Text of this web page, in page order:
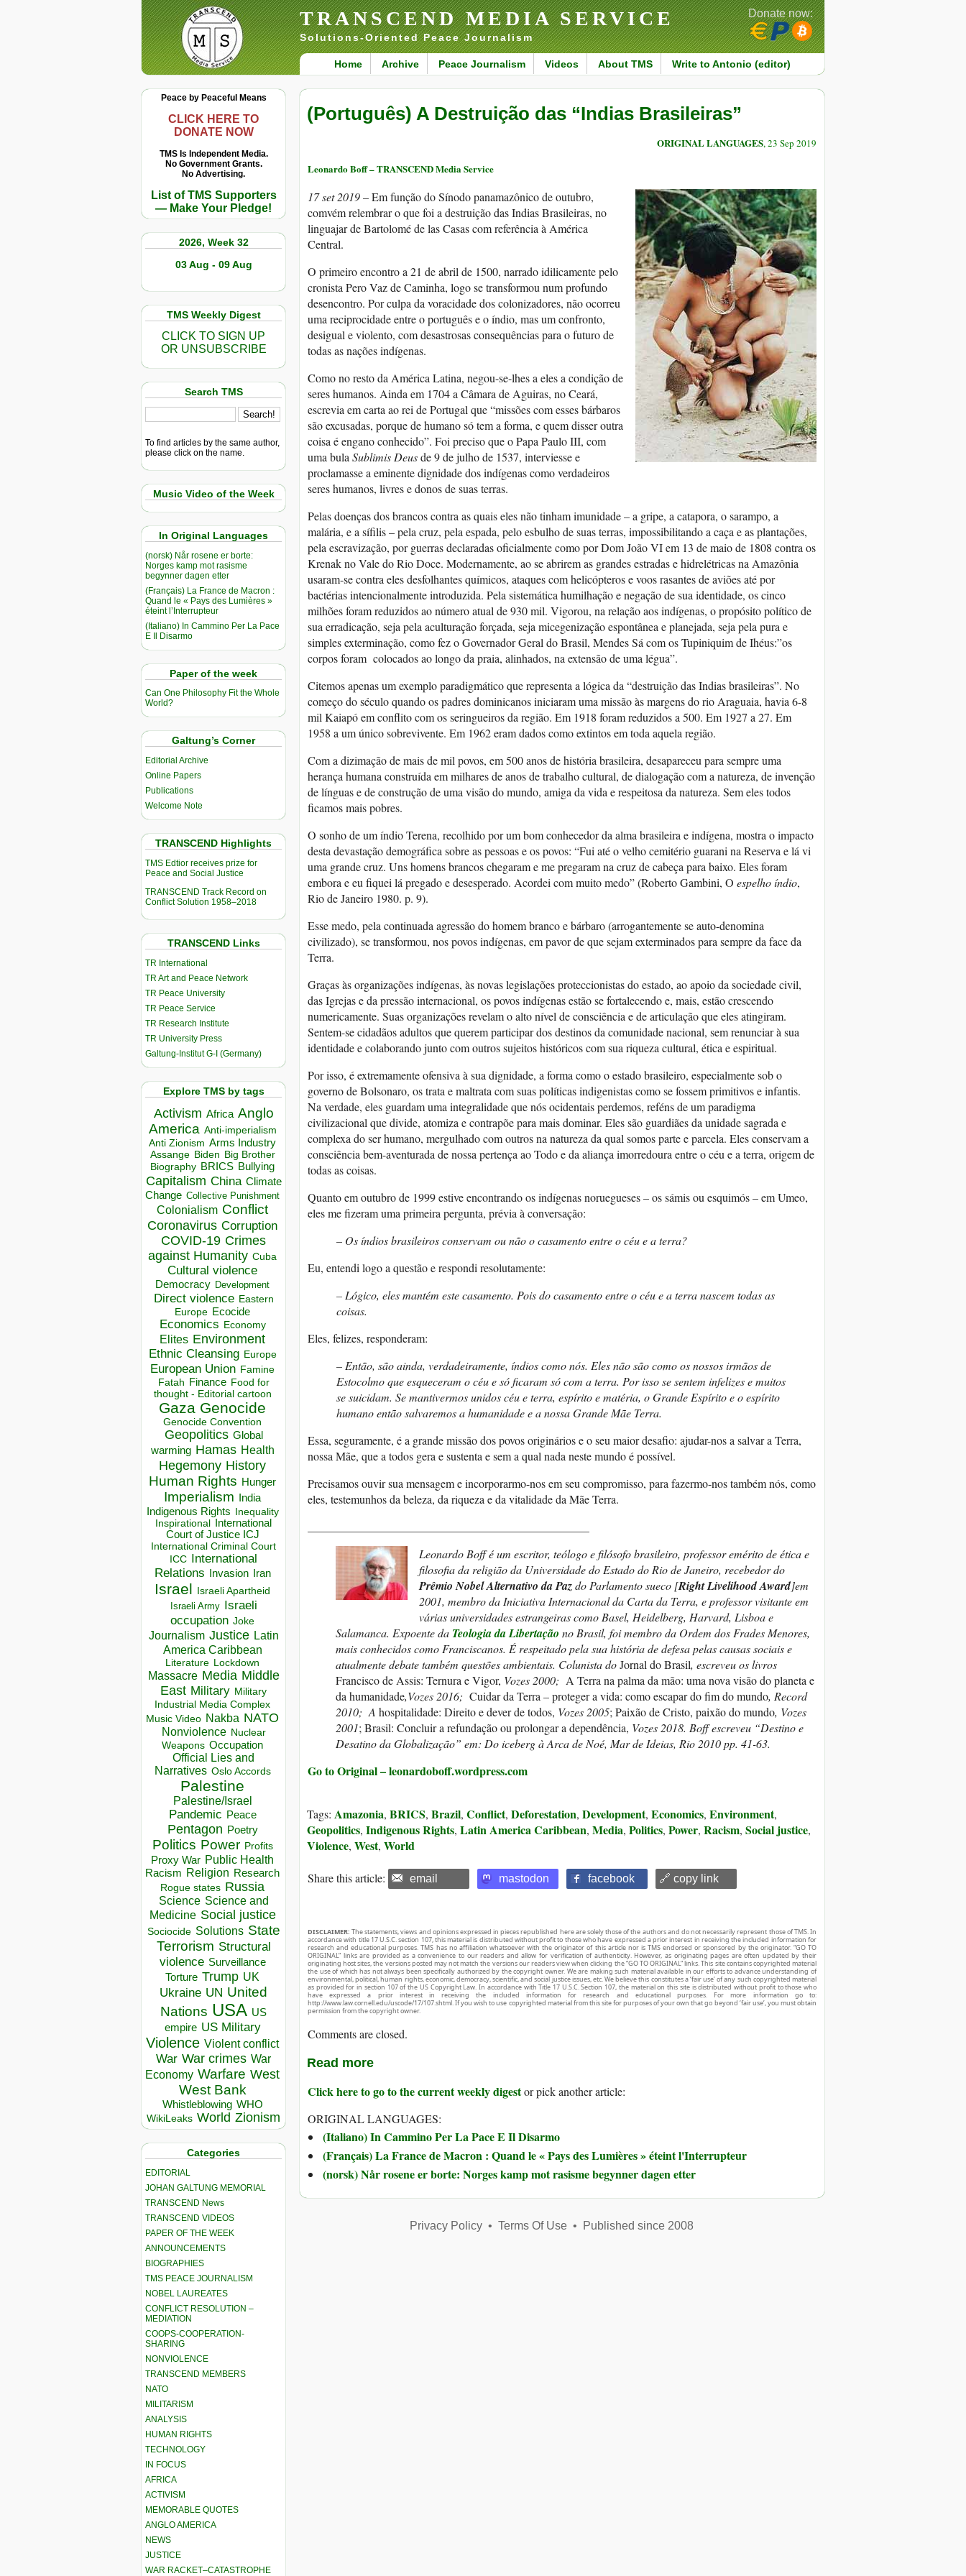
TRANSCEND MEDIA SERVICE
Solutions-Oriented Peace Journalism
Home Archive Peace Journalism Videos About TMS Write to Antonio (editor)
Donate now:
Peace by Peaceful Means
CLICK HERE TO
DONATE NOW
TMS Is Independent Media.
No Government Grants.
No Advertising.
List of TMS Supporters
— Make Your Pledge!
2026, Week 32
03 Aug - 09 Aug
TMS Weekly Digest
CLICK TO SIGN UP
OR UNSUBSCRIBE
Search TMS
To find articles by the same author,
please click on the name.
Music Video of the Week
In Original Languages
(norsk) Når rosene er borte:
Norges kamp mot rasisme
begynner dagen etter
(Français) La France de Macron :
Quand le « Pays des Lumières »
éteint l’Interrupteur
(Italiano) In Cammino Per La Pace
E Il Disarmo
Paper of the week
Can One Philosophy Fit the Whole
World?
Galtung’s Corner
Editorial Archive
Online Papers
Publications
Welcome Note
TRANSCEND Highlights
TMS Edtior receives prize for
Peace and Social Justice
TRANSCEND Track Record on
Conflict Solution 1958–2018
TRANSCEND Links
TR International
TR Art and Peace Network
TR Peace University
TR Peace Service
TR Research Institute
TR University Press
Galtung-Institut G-I (Germany)
Explore TMS by tags
Activism Africa Anglo
America Anti-imperialism
Anti Zionism Arms Industry
Assange Biden Big Brother
Biography BRICS Bullying
Capitalism China Climate
Change Collective Punishment
Colonialism Conflict
Coronavirus Corruption
COVID-19 Crimes
against Humanity Cuba
Cultural violence
Democracy Development
Direct violence Eastern
Europe Ecocide
Economics Economy
Elites Environment
Ethnic Cleansing Europe
European Union Famine
Fatah Finance Food for
thought - Editorial cartoon
Gaza Genocide
Genocide Convention
Geopolitics Global
warming Hamas Health
Hegemony History
Human Rights Hunger
Imperialism India
Indigenous Rights Inequality
Inspirational
International
Court of Justice ICJ
International Criminal Court
ICC
International
Relations
Invasion Iran
Israel Israeli Apartheid
Israeli Army Israeli
occupation Joke
Journalism Justice Latin
America Caribbean
Literature Lockdown
Massacre Media Middle
East Military Military
Industrial Media Complex
Music Video Nakba NATO
Nonviolence Nuclear
Weapons Occupation
Official Lies and
Narratives Oslo Accords
Palestine
Palestine/Israel
Pandemic Peace
Pentagon Poetry
Politics Power Profits
Proxy War Public Health
Racism Religion Research
Rogue states Russia
Science Science and
Medicine Social justice
Sociocide Solutions State
Terrorism Structural
violence Surveillance
Torture Trump UK
Ukraine UN United
Nations USA US
empire US Military
Violence Violent conflict
War War crimes War
Economy Warfare West
West Bank
Whistleblowing WHO
WikiLeaks World Zionism
Categories
EDITORIAL
JOHAN GALTUNG MEMORIAL
TRANSCEND News
TRANSCEND VIDEOS
PAPER OF THE WEEK
ANNOUNCEMENTS
BIOGRAPHIES
TMS PEACE JOURNALISM
NOBEL LAUREATES
CONFLICT RESOLUTION –
MEDIATION
COOPS-COOPERATION-
SHARING
NONVIOLENCE
TRANSCEND MEMBERS
NATO
MILITARISM
ANALYSIS
HUMAN RIGHTS
TECHNOLOGY
IN FOCUS
AFRICA
ACTIVISM
MEMORABLE QUOTES
ANGLO AMERICA
NEWS
JUSTICE
WAR RACKET–CATASTROPHE
(Português) A Destruição das “Indias Brasileiras”
ORIGINAL LANGUAGES, 23 Sep 2019
Leonardo Boff – TRANSCEND Media Service
17 set 2019 –Em função do Sínodo panamazônico de outubro,
comvém relembrar o que foi a destruição das Indias Brasileiras, no
linguajar de Bartolomé de las Casas com referência à América
Central.
O primeiro encontro a 21 de abril de 1500, narrado idilicamente pelo
cronista Pero Vaz de Caminha, logo se transformou num profundo
desencontro. Por culpa da voracidade dos colonizadores, não ocorreu
uma reciprocidade entre o português e o índio, mas um confronto,
desigual e violento, com desastrosas consequências para o futuro de
todas as nações indígenas.
Como no resto da América Latina, negou-se-lhes a eles a condição de
seres humanos. Ainda em 1704 a Câmara de Aguiras, no Ceará,
escrevia em carta ao rei de Portugal que “missões com esses bárbaros
são excusadas, porque de humano só tem a forma, e quem disser outra
coisa é engano conhecido”. Foi preciso que o Papa Paulo III, com
uma bulaSublimis Deusde 9 de julho de 1537, interviesse e
proclamasse a eminente dignidade dos indígenas como verdadeiros
seres humanos, livres e donos de suas terras.
Pelas doenças dos brancos contra as quais eles não tinham imunidade – a gripe, a catapora, o sarampo, a
malária, e a sífilis – pela cruz, pela espada, pelo esbulho de suas terras, impossibilitando a caça e as plantações,
pela escravização, por guerras declaradas oficialmente como por Dom João VI em 13 de maio de 1808 contra os
Krenak no Vale do Rio Doce. Modernamente, ao se abrirem as grandes estradas e hidrelétricas na Amazônia
usaram-se contra eles desfolhantes químicos, ataques com helicópteros e voos rasantes de aviões até por
bactérias intencionalmente introduzida. Pela sistemática humilhação e negação de sua identidade, os cinco
milhões foram reduzidos ao número atual de 930 mil. Vigorou, na relação aos indígenas, o propósito político de
sua erradicação, seja pela aculturação forçada, seja micegenização espontânea e planejada, seja pela pura e
simples exterminação, como fez o Governador Geral do Brasil, Mendes Sá com os Tupiniquim de Ihéus:”os
corpos foram colocados ao longo da praia, alinhados, na extensão de uma légua”.
Citemos apenas um exemplo paradigmático que representa a lógica da “destruição das Indias brasileiras”. No
começo do século quando os padres dominicanos iniciaram uma missão às margens do rio Araguaia, havia 6-8
mil Kaiapó em conflito com os seringueiros da região. Em 1918 foram reduzidos a 500. Em 1927 a 27. Em
1958 a um único sobrevivente. Em 1962 eram dados como extintos em toda aquela região.
Com a dizimação de mais de mil povos, em 500 anos de história brasileira, desapareceu para sempre uma
herança humana construída em milhares de anos de trabalho cultural, de dialogação com a natureza, de invenção
de línguas e de construção de uma visão do mundo, amiga da vida e respeitosa da natureza. Sem eles todos
ficamos mais pobres.
O sonho de um índio Terena, recolhido por um bom conhecedor da alma brasileira e indígena, mostra o impacto
desta devastação demográfica sobre as pessoas e os povos: “Fui até o velho cemitério guarani na Reserva e lá vi
uma grande cruz. Uns homens brancos chegaram e me pregaram na cruz de cabeça para baixo. Eles foram
embora e eu fiquei lá pregado e desesperado. Acordei com muito medo” (Roberto Gambini, O espelho índio,
Rio de Janeiro 1980. p. 9).
Esse medo, pela continuada agressão do homem branco e bárbaro (arrogantemente se auto-denomina
civilizado), se transformou, nos povos indígenas, em pavor de que sejam exterminados para sempre da face da
Terra.
Graças às organizações indígenas, às novas legislações proteccionistas do estado, ao apoio da sociedade civil,
das Igrejas e da pressão internacional, os povos indígenas estão se fortalecendo e, mais, estão crescendo
numericamente. Suas organizações revelam o alto nível de consciência e de articulação que eles atingiram.
Sentem-se cidadãos adultos que querem participar dos destinos da comunidade nacional, sem renunciar à sua
identidade e colaborando junto com outros sujeitos históricos com sua riqueza cultural, ética e espiritual.
Por isso, é extremamente ofensiva à sua dignidade, a forma como o estado brasileiro, especialmente sob o
governo de Bolsonaro, os trata e maltrata com suas políticas indigenistas como se fossem primitivos e infantis.
Na verdade, eles guardam uma integralidade que nós ocidentais perdemos, reféns de um paradigma
civilizacional que divide, atomiza e contrapõe para mais dominar. Eles são guardiães da unidade sagrada e
complexa do ser humano, mergulhado com outros na natureza da qual somos parte e parcela. Eles conservam a
consciência bem-aventurada de nossa pertença ao Todo e da aliança imorredoura entre o céu e a terra, origem de
todas as coisas.
Quanto em outubro de 1999 estive encontrando os indígenas noruegueses – os sámis ou esquimós – em Umeo,
eles me fizeram uma primeira pergunta, prévia à conversação:
– Os índios brasileiros conservam ou não o casamento entre o céu e a terra?
Eu, entendi logo a questão e respondi resolutamente:
– Lógico, eles mantém este casamento. Pois do casamento entre o céu e a terra nascem todas as
coisas.
Eles, felizes, responderam:
– Então, são ainda, verdadeiramente, índios como nós. Eles não são como os nossos irmãos de
Estocolmo que esqueceram o céu e só ficaram só com a terra. Por isso se sentem infelizes e muitos
se suicidam. Se mantivermos unidos céu e terra, espírito e matéria, o Grande Espírito e o espírito
humano então salvaremos a humanidade e a nossa Grande Mãe Terra.
Essa, seguramente, é a grande missão dos povos originários e o seu maior desafio: ajudar-nos a salvar a Terra,
nossa Mãe, que a todos gera e sustenta e sem a qual nada neste mundo é possível.
Precisamos ouvir sua mensagem e incorporarmo-nos em seu compromisso, para fazermo-nos também nós, como
eles, testemunhos da beleza, da riqueza e da vitalidade da Mãe Terra.
Leonardo Boff é um escritor, teólogo e filósofo brasileiro, professor emérito de ética e
filosofia da religião da Universidade do Estado do Rio de Janeiro, recebedor do
Prêmio Nobel Alternativo da Pazdo Parlamento sueco [Right Livelihood Award]em
2001, membro da Iniciativa Internacional da Carta da Terra, e professor visitante em
várias universidades estrangeiras como Basel, Heidelberg, Harvard, Lisboa e
Salamanca. Expoente da Teologia da Libertação no Brasil, foi membro da Ordem dos Frades Menores,
mais conhecidos como Franciscanos. É respeitado pela sua história de defesa pelas causas sociais e
atualmente debate também questões ambientais. Colunista doJornal do Brasil, escreveu os livros
Francisco de Assis: Ternura e Vigor, Vozes 2000; A Terra na palma da mão: uma nova visão do planeta e
da humanidade,Vozes 2016; Cuidar da Terra – proteger a vida: como escapar do fim do mundo, Record
2010; A hospitalidade: Direito e dever de todos, Vozes 2005; Paixão de Cristo, paixão do mundo, Vozes
2001; Brasil: Concluir a refundação ou prolongar a dependência, Vozes 2018. Boff escreveu “Destino e
Desatino da Globalização” em: Do iceberg à Arca de Noé, Mar de Ideias, Rio 2010 pp. 41-63.
Go to Original – leonardoboff.wordpress.com
Tags: Amazonia, BRICS, Brazil, Conflict, Deforestation, Development, Economics, Environment,
Geopolitics, Indigenous Rights, Latin America Caribbean, Media, Politics, Power, Racism, Social justice,
Violence, West, World
Share this article: email mastodon facebook 🔗 copy link
DISCLAIMER: The statements, views and opinions expressed in pieces republished here are solely those of the authors and do not necessarily represent those of TMS. In
accordance with title 17 U.S.C. section 107, this material is distributed without profit to those who have expressed a prior interest in receiving the included information for
research and educational purposes. TMS has no affiliation whatsoever with the originator of this article nor is TMS endorsed or sponsored by the originator. “GO TO
ORIGINAL” links are provided as a convenience to our readers and allow for verification of authenticity. However, as originating pages are often updated by their
originating host sites, the versions posted may not match the versions our readers view when clicking the “GO TO ORIGINAL” links. This site contains copyrighted material
the use of which has not always been specifically authorized by the copyright owner. We are making such material available in our efforts to advance understanding of
environmental, political, human rights, economic, democracy, scientific, and social justice issues, etc. We believe this constitutes a ‘fair use’ of any such copyrighted material
as provided for in section 107 of the US Copyright Law. In accordance with Title 17 U.S.C. Section 107, the material on this site is distributed without profit to those who
have expressed a prior interest in receiving the included information for research and educational purposes. For more information go to:
http://www.law.cornell.edu/uscode/17/107.shtml. If you wish to use copyrighted material from this site for purposes of your own that go beyond ‘fair use’, you must obtain
permission from the copyright owner.
Comments are closed.
Read more
Click here to go to the current weekly digestor pick another article:
ORIGINAL LANGUAGES:
(Italiano) In Cammino Per La Pace E Il Disarmo
(Français) La France de Macron : Quand le « Pays des Lumières » éteint l'Interrupteur
(norsk) Når rosene er borte: Norges kamp mot rasisme begynner dagen etter
Privacy Policy• Terms Of Use• Published since 2008